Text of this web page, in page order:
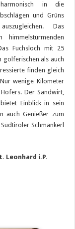
in die
und Grüns
Das
Fuchsloch mit 25
golferischen als auch
finden gleich
wenige Kilometer
Der Sandwirt,
Einblick in sein
auch Genießer zum
Schmankerl
Leonhard i.P.